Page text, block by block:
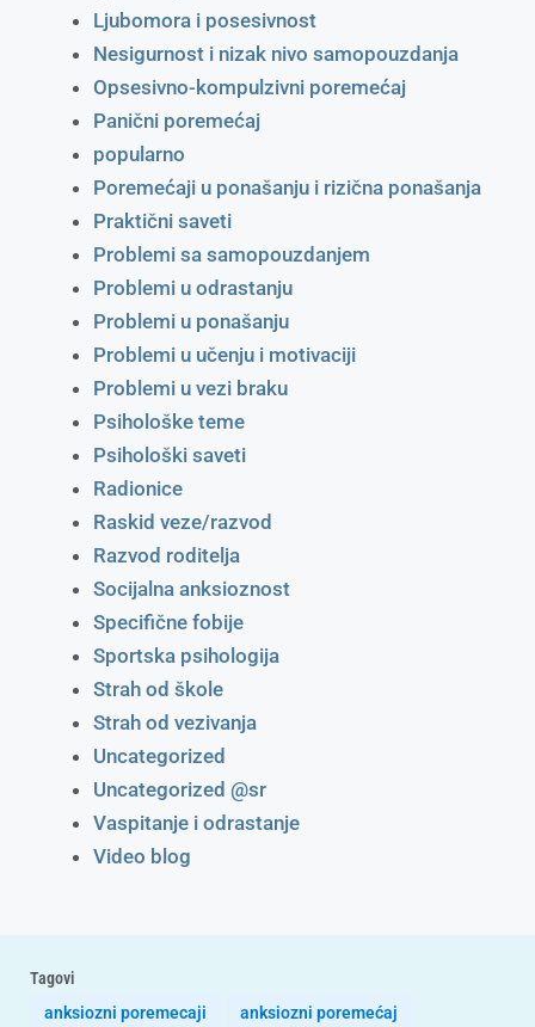
Ljubomora i posesivnost
Nesigurnost i nizak nivo samopouzdanja
Opsesivno-kompulzivni poremećaj
Panični poremećaj
popularno
Poremećaji u ponašanju i rizična ponašanja
Praktični saveti
Problemi sa samopouzdanjem
Problemi u odrastanju
Problemi u ponašanju
Problemi u učenju i motivaciji
Problemi u vezi braku
Psihološke teme
Psihološki saveti
Radionice
Raskid veze/razvod
Razvod roditelja
Socijalna anksioznost
Specifične fobije
Sportska psihologija
Strah od škole
Strah od vezivanja
Uncategorized
Uncategorized @sr
Vaspitanje i odrastanje
Video blog
Tagovi
anksiozni poremecaji
anksiozni poremećaj